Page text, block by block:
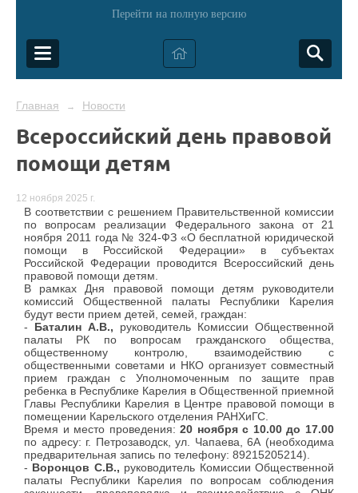
Перейти на полную версию
Главная → Новости
Всероссийский день правовой
помощи детям
12 ноября 2025 г.
В соответствии с решением Правительственной комиссии
по вопросам реализации Федерального закона от 21
ноября 2011 года № 324-ФЗ «О бесплатной юридической
помощи в Российской Федерации» в субъектах
Российской Федерации проводится Всероссийский день
правовой помощи детям.
В рамках Дня правовой помощи детям руководители
комиссий Общественной палаты Республики Карелия
будут вести прием детей, семей, граждан:
- Баталин А.В., руководитель Комиссии Общественной
палаты РК по вопросам гражданского общества,
общественному контролю, взаимодействию с
общественными советами и НКО организует совместный
прием граждан с Уполномоченным по защите прав
ребенка в Республике Карелия в Общественной приемной
Главы Республики Карелия в Центре правовой помощи в
помещении Карельского отделения РАНХиГС.
Время и место проведения:20 ноября с 10.00 до 17.00
по адресу: г. Петрозаводск, ул. Чапаева, 6А (необходима
предварительная запись по телефону: 89215205214).
- Воронцов С.В., руководитель Комиссии Общественной
палаты Республики Карелия по вопросам соблюдения